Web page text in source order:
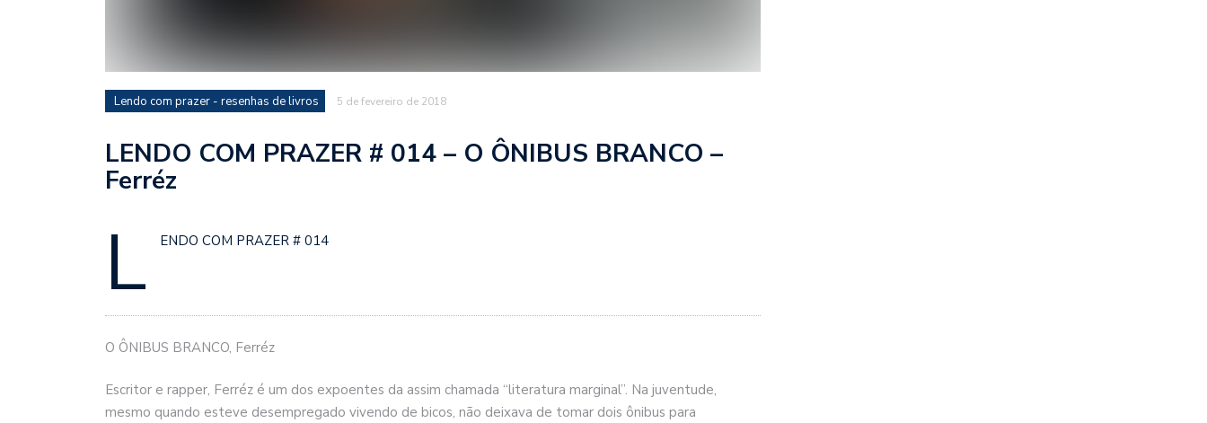
Lendo com prazer - resenhas de livros 5 de fevereiro de 2018
LENDO COM PRAZER # 014 – O ÔNIBUS BRANCO –
Ferréz
L ENDO COM PRAZER # 014
O ÔNIBUS BRANCO, Ferréz
Escritor e rapper, Ferréz é um dos expoentes da assim chamada “literatura marginal”. Na juventude,
mesmo quando esteve desempregado vivendo de bicos, não deixava de tomar dois ônibus para